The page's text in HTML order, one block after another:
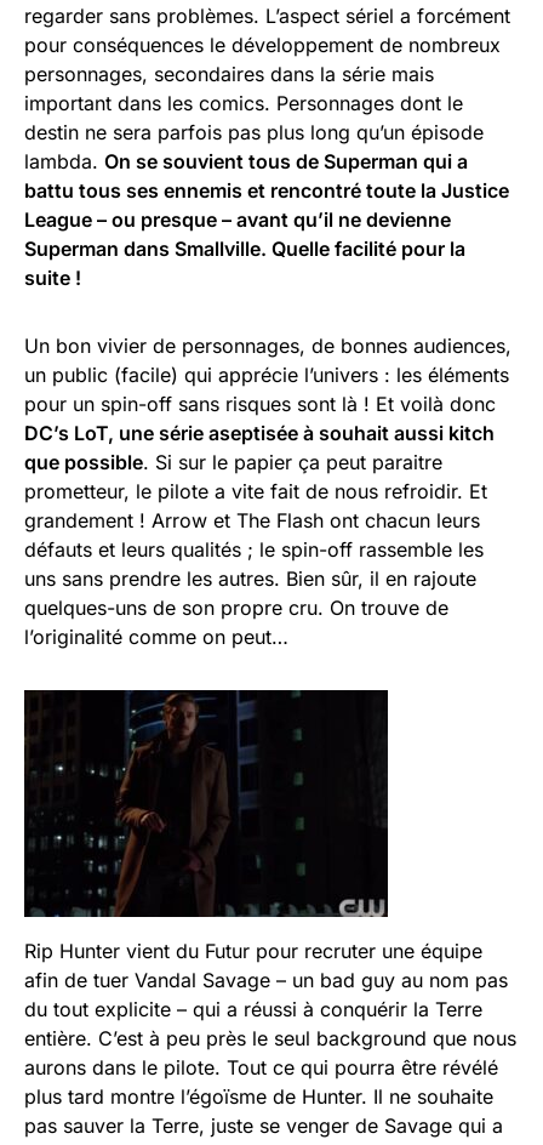
regarder sans problèmes. L’aspect sériel a forcément
pour conséquences le développement de nombreux
personnages, secondaires dans la série mais
important dans les comics. Personnages dont le
destin ne sera parfois pas plus long qu’un épisode
lambda. On se souvient tous de Superman qui a
battu tous ses ennemis et rencontré toute la Justice
League – ou presque – avant qu’il ne devienne
Superman dans Smallville. Quelle facilité pour la
suite !
Un bon vivier de personnages, de bonnes audiences,
un public (facile) qui apprécie l’univers : les éléments
pour un spin-off sans risques sont là ! Et voilà donc
DC’s LoT, une série aseptisée à souhait aussi kitch
que possible. Si sur le papier ça peut paraitre
prometteur, le pilote a vite fait de nous refroidir. Et
grandement ! Arrow et The Flash ont chacun leurs
défauts et leurs qualités ; le spin-off rassemble les
uns sans prendre les autres. Bien sûr, il en rajoute
quelques-uns de son propre cru. On trouve de
l’originalité comme on peut…
Rip Hunter vient du Futur pour recruter une équipe
afin de tuer Vandal Savage – un bad guy au nom pas
du tout explicite – qui a réussi à conquérir la Terre
entière. C’est à peu près le seul background que nous
aurons dans le pilote. Tout ce qui pourra être révélé
plus tard montre l’égoïsme de Hunter. Il ne souhaite
pas sauver la Terre, juste se venger de Savage qui a